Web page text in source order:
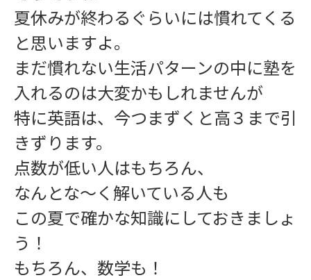
夏休みが終わるぐらいには慣れてくる
と思いますよ。
まだ慣れない生活パターンの中に塾を
入れるのは大変かもしれませんが
特に英語は、今つまずくと高３まで引
きずります。
点数が低い人はもちろん、
なんとな〜く解いている人も
この夏で確かな知識にしておきましょ
う！
もちろん、数学も！